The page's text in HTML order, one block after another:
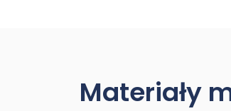
Materiały